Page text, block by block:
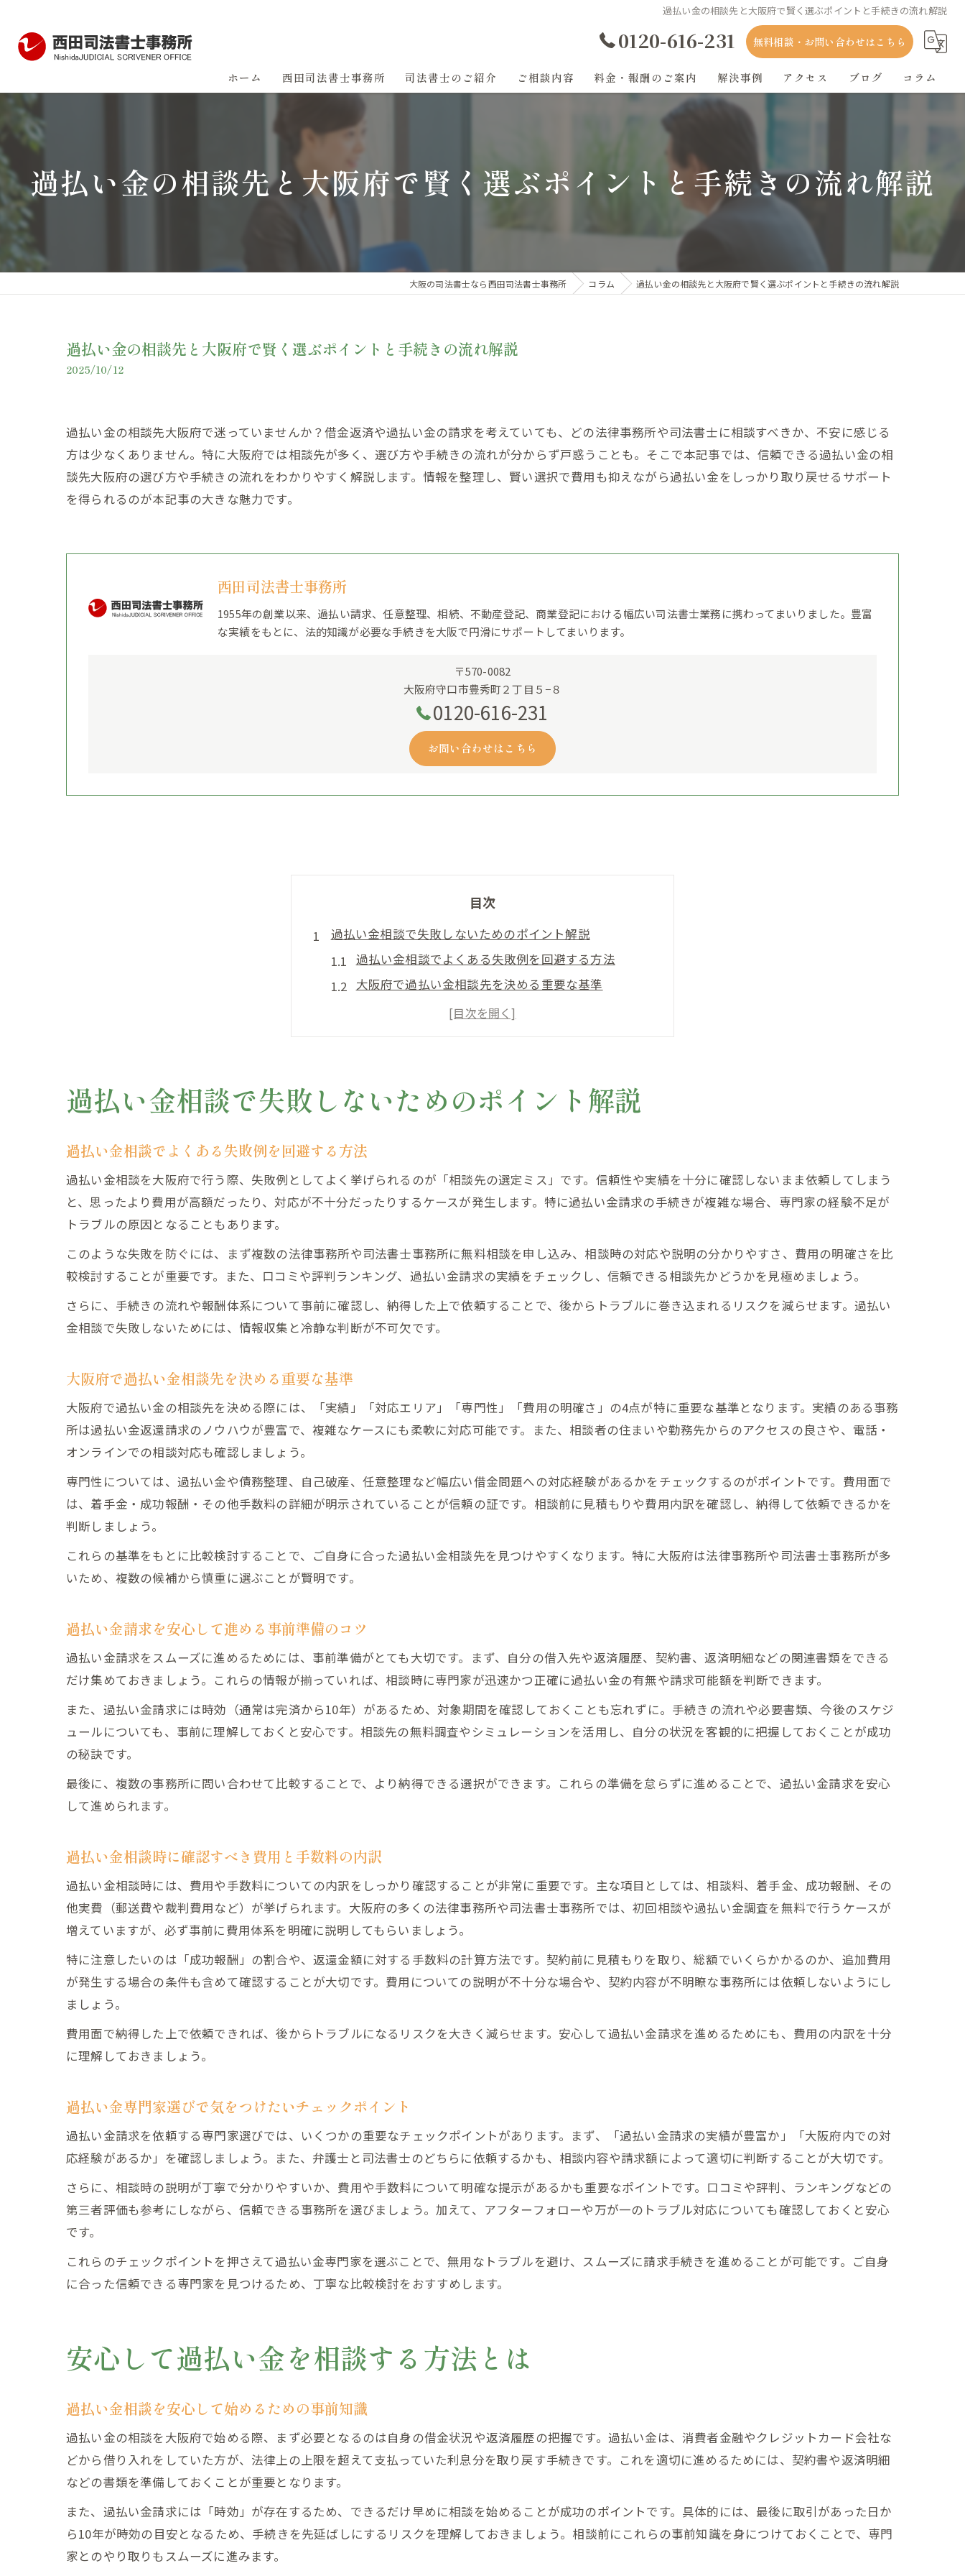
過払い金の相談先と大阪府で賢く選ぶポイントと手続きの流れ解説
0120-616-231 無料相談・お問い合わせはこちら
ホーム 西田司法書士事務所 司法書士のご紹介 ご相談内容
登記
料金・報酬のご案内 解決事例 アクセス ブログ コラム
過払い金の相談先と大阪府で賢く選ぶポイントと手続きの流れ解説
大阪の司法書士なら西田司法書士事務所 コラム 過払い金の相談先と大阪府で賢く選ぶポイントと手続きの流れ解説
過払い金の相談先と大阪府で賢く選ぶポイントと手続きの流れ解説
2025/10/12
過払い金の相談先大阪府で迷っていませんか？借金返済や過払い金の請求を考えていても、どの法律事務所や司法書士に相談すべきか、不安に感じる
方は少なくありません。特に大阪府では相談先が多く、選び方や手続きの流れが分からず戸惑うことも。そこで本記事では、信頼できる過払い金の相
談先大阪府の選び方や手続きの流れをわかりやすく解説します。情報を整理し、賢い選択で費用も抑えながら過払い金をしっかり取り戻せるサポート
を得られるのが本記事の大きな魅力です。
西田司法書士事務所
1955年の創業以来、過払い請求、任意整理、相続、不動産登記、商業登記における幅広い司法書士業務に携わってまいりました。豊富
な実績をもとに、法的知識が必要な手続きを大阪で円滑にサポートしてまいります。
〒570-0082
大阪府守口市豊秀町２丁目５−８
0120-616-231
お問い合わせはこちら
目次
過払い金相談で失敗しないためのポイント解説
過払い金相談でよくある失敗例を回避する方法
大阪府で過払い金相談先を決める重要な基準
過払い金請求を安心して進める事前準備のコツ
過払い金相談時に確認すべき費用と手数料の内訳
安心して過払い金を相談する方法とは
過払い金相談を安心して始めるための事前知識
過払い金相談無料サービス利用時の注意点
口コミで分かる安心できる過払い金相談先の選び方
過払い金請求を相談する際のトラブル回避策
過払い金請求手続きの全体像と流れを詳しく紹介
過払い金相談から請求完了までの必要書類と準備
過払い金請求をスムーズに進めるためのポイント
過払い金相談時に知っておくべき交渉の進め方
信頼できる過払い金相談先の選び方と注意点
失敗しない過払い金相談先選びの基準を解説
大阪府で評価の高い過払い金相談先の特徴
過払い金専門家選びで重視すべきチェック項目
過払い金相談先の実績や口コミを活用するコツ
過払い金無料相談のメリットと利用方法を紹介
無料相談を活用した過払い金請求成功のコツ
過払い金問題解決へ無料相談を活かす具体的手順
過払い金請求のリスクとメリットを正しく知る
過払い金請求の主なメリットとその活用法
過払い金請求に伴うリスクとトラブル事例
過払い金請求の実績や成功事例を参考にする方法
過払い金相談で失敗しないためのポイント解説
過払い金相談でよくある失敗例を回避する方法
過払い金相談を大阪府で行う際、失敗例としてよく挙げられるのが「相談先の選定ミス」です。信頼性や実績を十分に確認しないまま依頼してしまう
と、思ったより費用が高額だったり、対応が不十分だったりするケースが発生します。特に過払い金請求の手続きが複雑な場合、専門家の経験不足が
トラブルの原因となることもあります。
このような失敗を防ぐには、まず複数の法律事務所や司法書士事務所に無料相談を申し込み、相談時の対応や説明の分かりやすさ、費用の明確さを比
較検討することが重要です。また、口コミや評判ランキング、過払い金請求の実績をチェックし、信頼できる相談先かどうかを見極めましょう。
さらに、手続きの流れや報酬体系について事前に確認し、納得した上で依頼することで、後からトラブルに巻き込まれるリスクを減らせます。過払い
金相談で失敗しないためには、情報収集と冷静な判断が不可欠です。
大阪府で過払い金相談先を決める重要な基準
大阪府で過払い金の相談先を決める際には、「実績」「対応エリア」「専門性」「費用の明確さ」の4点が特に重要な基準となります。実績のある事務
所は過払い金返還請求のノウハウが豊富で、複雑なケースにも柔軟に対応可能です。また、相談者の住まいや勤務先からのアクセスの良さや、電話・
オンラインでの相談対応も確認しましょう。
専門性については、過払い金や債務整理、自己破産、任意整理など幅広い借金問題への対応経験があるかをチェックするのがポイントです。費用面で
は、着手金・成功報酬・その他手数料の詳細が明示されていることが信頼の証です。相談前に見積もりや費用内訳を確認し、納得して依頼できるかを
判断しましょう。
これらの基準をもとに比較検討することで、ご自身に合った過払い金相談先を見つけやすくなります。特に大阪府は法律事務所や司法書士事務所が多
いため、複数の候補から慎重に選ぶことが賢明です。
過払い金請求を安心して進める事前準備のコツ
過払い金請求をスムーズに進めるためには、事前準備がとても大切です。まず、自分の借入先や返済履歴、契約書、返済明細などの関連書類をできる
だけ集めておきましょう。これらの情報が揃っていれば、相談時に専門家が迅速かつ正確に過払い金の有無や請求可能額を判断できます。
また、過払い金請求には時効（通常は完済から10年）があるため、対象期間を確認しておくことも忘れずに。手続きの流れや必要書類、今後のスケジ
ュールについても、事前に理解しておくと安心です。相談先の無料調査やシミュレーションを活用し、自分の状況を客観的に把握しておくことが成功
の秘訣です。
最後に、複数の事務所に問い合わせて比較することで、より納得できる選択ができます。これらの準備を怠らずに進めることで、過払い金請求を安心
して進められます。
過払い金相談時に確認すべき費用と手数料の内訳
過払い金相談時には、費用や手数料についての内訳をしっかり確認することが非常に重要です。主な項目としては、相談料、着手金、成功報酬、その
他実費（郵送費や裁判費用など）が挙げられます。大阪府の多くの法律事務所や司法書士事務所では、初回相談や過払い金調査を無料で行うケースが
増えていますが、必ず事前に費用体系を明確に説明してもらいましょう。
特に注意したいのは「成功報酬」の割合や、返還金額に対する手数料の計算方法です。契約前に見積もりを取り、総額でいくらかかるのか、追加費用
が発生する場合の条件も含めて確認することが大切です。費用についての説明が不十分な場合や、契約内容が不明瞭な事務所には依頼しないようにし
ましょう。
費用面で納得した上で依頼できれば、後からトラブルになるリスクを大きく減らせます。安心して過払い金請求を進めるためにも、費用の内訳を十分
に理解しておきましょう。
過払い金専門家選びで気をつけたいチェックポイント
過払い金請求を依頼する専門家選びでは、いくつかの重要なチェックポイントがあります。まず、「過払い金請求の実績が豊富か」「大阪府内での対
応経験があるか」を確認しましょう。また、弁護士と司法書士のどちらに依頼するかも、相談内容や請求額によって適切に判断することが大切です。
さらに、相談時の説明が丁寧で分かりやすいか、費用や手数料について明確な提示があるかも重要なポイントです。口コミや評判、ランキングなどの
第三者評価も参考にしながら、信頼できる事務所を選びましょう。加えて、アフターフォローや万が一のトラブル対応についても確認しておくと安心
です。
これらのチェックポイントを押さえて過払い金専門家を選ぶことで、無用なトラブルを避け、スムーズに請求手続きを進めることが可能です。ご自身
に合った信頼できる専門家を見つけるため、丁寧な比較検討をおすすめします。
安心して過払い金を相談する方法とは
過払い金相談を安心して始めるための事前知識
過払い金の相談を大阪府で始める際、まず必要となるのは自身の借金状況や返済履歴の把握です。過払い金は、消費者金融やクレジットカード会社な
どから借り入れをしていた方が、法律上の上限を超えて支払っていた利息分を取り戻す手続きです。これを適切に進めるためには、契約書や返済明細
などの書類を準備しておくことが重要となります。
また、過払い金請求には「時効」が存在するため、できるだけ早めに相談を始めることが成功のポイントです。具体的には、最後に取引があった日か
ら10年が時効の目安となるため、手続きを先延ばしにするリスクを理解しておきましょう。相談前にこれらの事前知識を身につけておくことで、専門
家とのやり取りもスムーズに進みます。